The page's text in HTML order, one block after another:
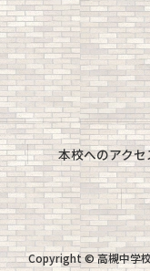
本校へのアクセ
Copyright © 高槻中学